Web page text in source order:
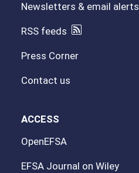
Newsletters & email alerts
RSS feeds
Press Corner
Contact us
ACCESS
OpenEFSA
EFSA Journal on Wiley